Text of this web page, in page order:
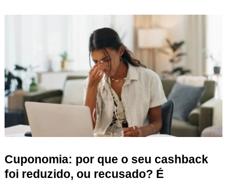
Cuponomia: por que o seu cashback
foi reduzido, ou recusado? É